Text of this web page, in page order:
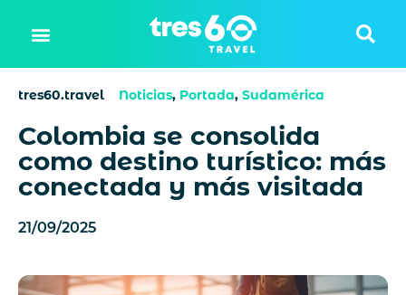
tres60.travel Noticias, Portada, Sudamérica
Colombia se consolida
como destino turístico: más
conectada y más visitada
21/09/2025